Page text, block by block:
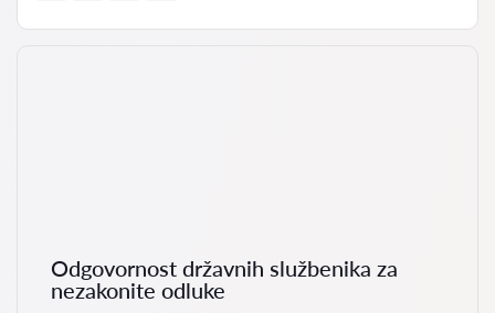
Odgovornost državnih službenika za
nezakonite odluke